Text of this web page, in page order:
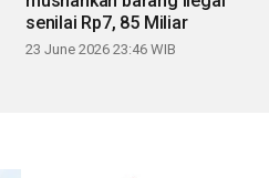
senilai Rp7, 85 Miliar
23 June 2026 23:46 WIB